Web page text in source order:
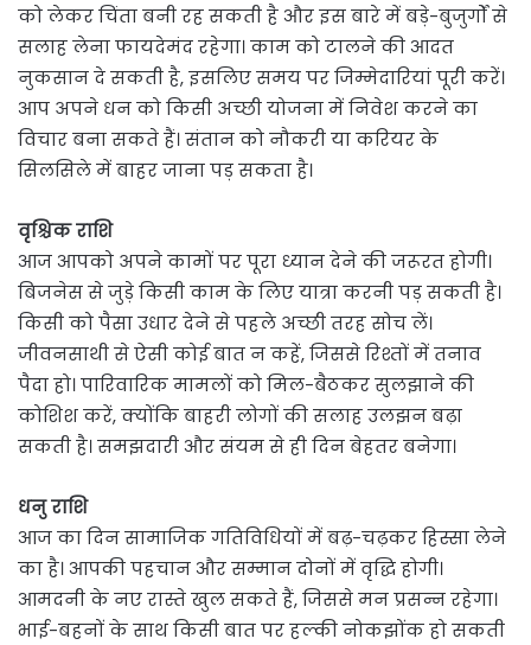
को लेकर चिंता बनी रह सकती है और इस बारे में बड़े-बुजुर्गों से
सलाह लेना फायदेमंद रहेगा। काम को टालने की आदत
नुकसान दे सकती है, इसलिए समय पर जिम्मेदारियां पूरी करें।
आप अपने धन को किसी अच्छी योजना में निवेश करने का
विचार बना सकते हैं। संतान को नौकरी या करियर के
सिलसिले में बाहर जाना पड़ सकता है।
वृश्चिक राशि
आज आपको अपने कामों पर पूरा ध्यान देने की जरूरत होगी।
बिजनेस से जुड़े किसी काम के लिए यात्रा करनी पड़ सकती है।
किसी को पैसा उधार देने से पहले अच्छी तरह सोच लें।
जीवनसाथी से ऐसी कोई बात न कहें, जिससे रिश्तों में तनाव
पैदा हो। पारिवारिक मामलों को मिल-बैठकर सुलझाने की
कोशिश करें, क्योंकि बाहरी लोगों की सलाह उलझन बढ़ा
सकती है। समझदारी और संयम से ही दिन बेहतर बनेगा।
धनु राशि
आज का दिन सामाजिक गतिविधियों में बढ़-चढ़कर हिस्सा लेने
का है। आपकी पहचान और सम्मान दोनों में वृद्धि होगी।
आमदनी के नए रास्ते खुल सकते हैं, जिससे मन प्रसन्न रहेगा।
भाई-बहनों के साथ किसी बात पर हल्की नोकझोंक हो सकती